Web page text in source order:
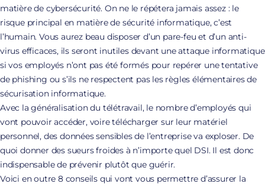
matière de cybersécurité. On ne le répétera jamais assez : le
risque principal en matière de sécurité informatique, c’est
l’humain. Vous aurez beau disposer d’un pare-feu et d’un anti-
virus efficaces, ils seront inutiles devant une attaque informatique
si vos employés n’ont pas été formés pour repérer une tentative
de phishing ou s’ils ne respectent pas les règles élémentaires de
sécurisation informatique.
Avec la généralisation du télétravail, le nombre d’employés qui
vont pouvoir accéder, voire télécharger sur leur matériel
personnel, des données sensibles de l’entreprise va exploser. De
quoi donner des sueurs froides à n’importe quel DSI. Il est donc
indispensable de prévenir plutôt que guérir.
Voici en outre 8 conseils qui vont vous permettre d’assurer la